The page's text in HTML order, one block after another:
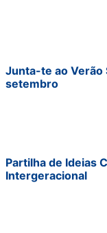
Junta-te ao Verão
setembro
Partilha de Ideias
Intergeracional